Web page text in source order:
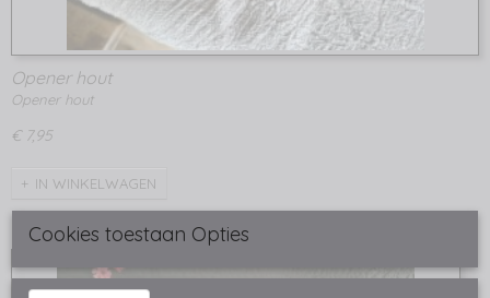
Opener hout
Opener hout
€ 7,95
IN WINKELWAGEN
Cookies toestaan Opties